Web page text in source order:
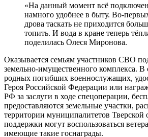
«На данный момент всё
намного удобнее в быту. Во-
дрова таскать не приходится
топить. И вода в кране теперь
поделилась Олеся Миронова.
Оказывается семьям участников СВО
земельно-имущественного комплекса. В
родных погибших военнослужащих,
Героя Российской Федерации или
РФ за заслуги в ходе спецоперации,
предоставляются земельные участки,
территории муниципалитетов Тверской
поддержки могут воспользоваться
имеющие такие госнаграды.